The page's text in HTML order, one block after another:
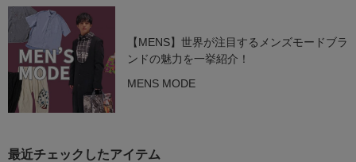
【MENS】世界が注目するメンズモードブラ
ンドの魅力を一挙紹介！
MENS MODE
最近チェックしたアイテム